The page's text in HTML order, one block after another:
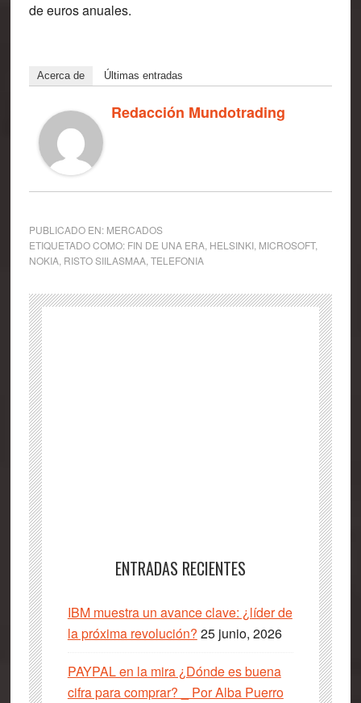
de euros anuales.
Acerca de Últimas entradas
Redacción Mundotrading
PUBLICADO EN: MERCADOS
ETIQUETADO COMO: FIN DE UNA ERA, HELSINKI, MICROSOFT,
NOKIA, RISTO SIILASMAA, TELEFONIA
ENTRADAS RECIENTES
IBM muestra un avance clave: ¿líder de
la próxima revolución? 25 junio, 2026
PAYPAL en la mira ¿Dónde es buena
cifra para comprar? _ Por Alba Puerro